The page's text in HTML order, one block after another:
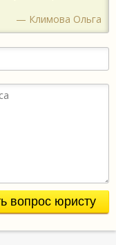
— Климова Ольга
вопрос юристу